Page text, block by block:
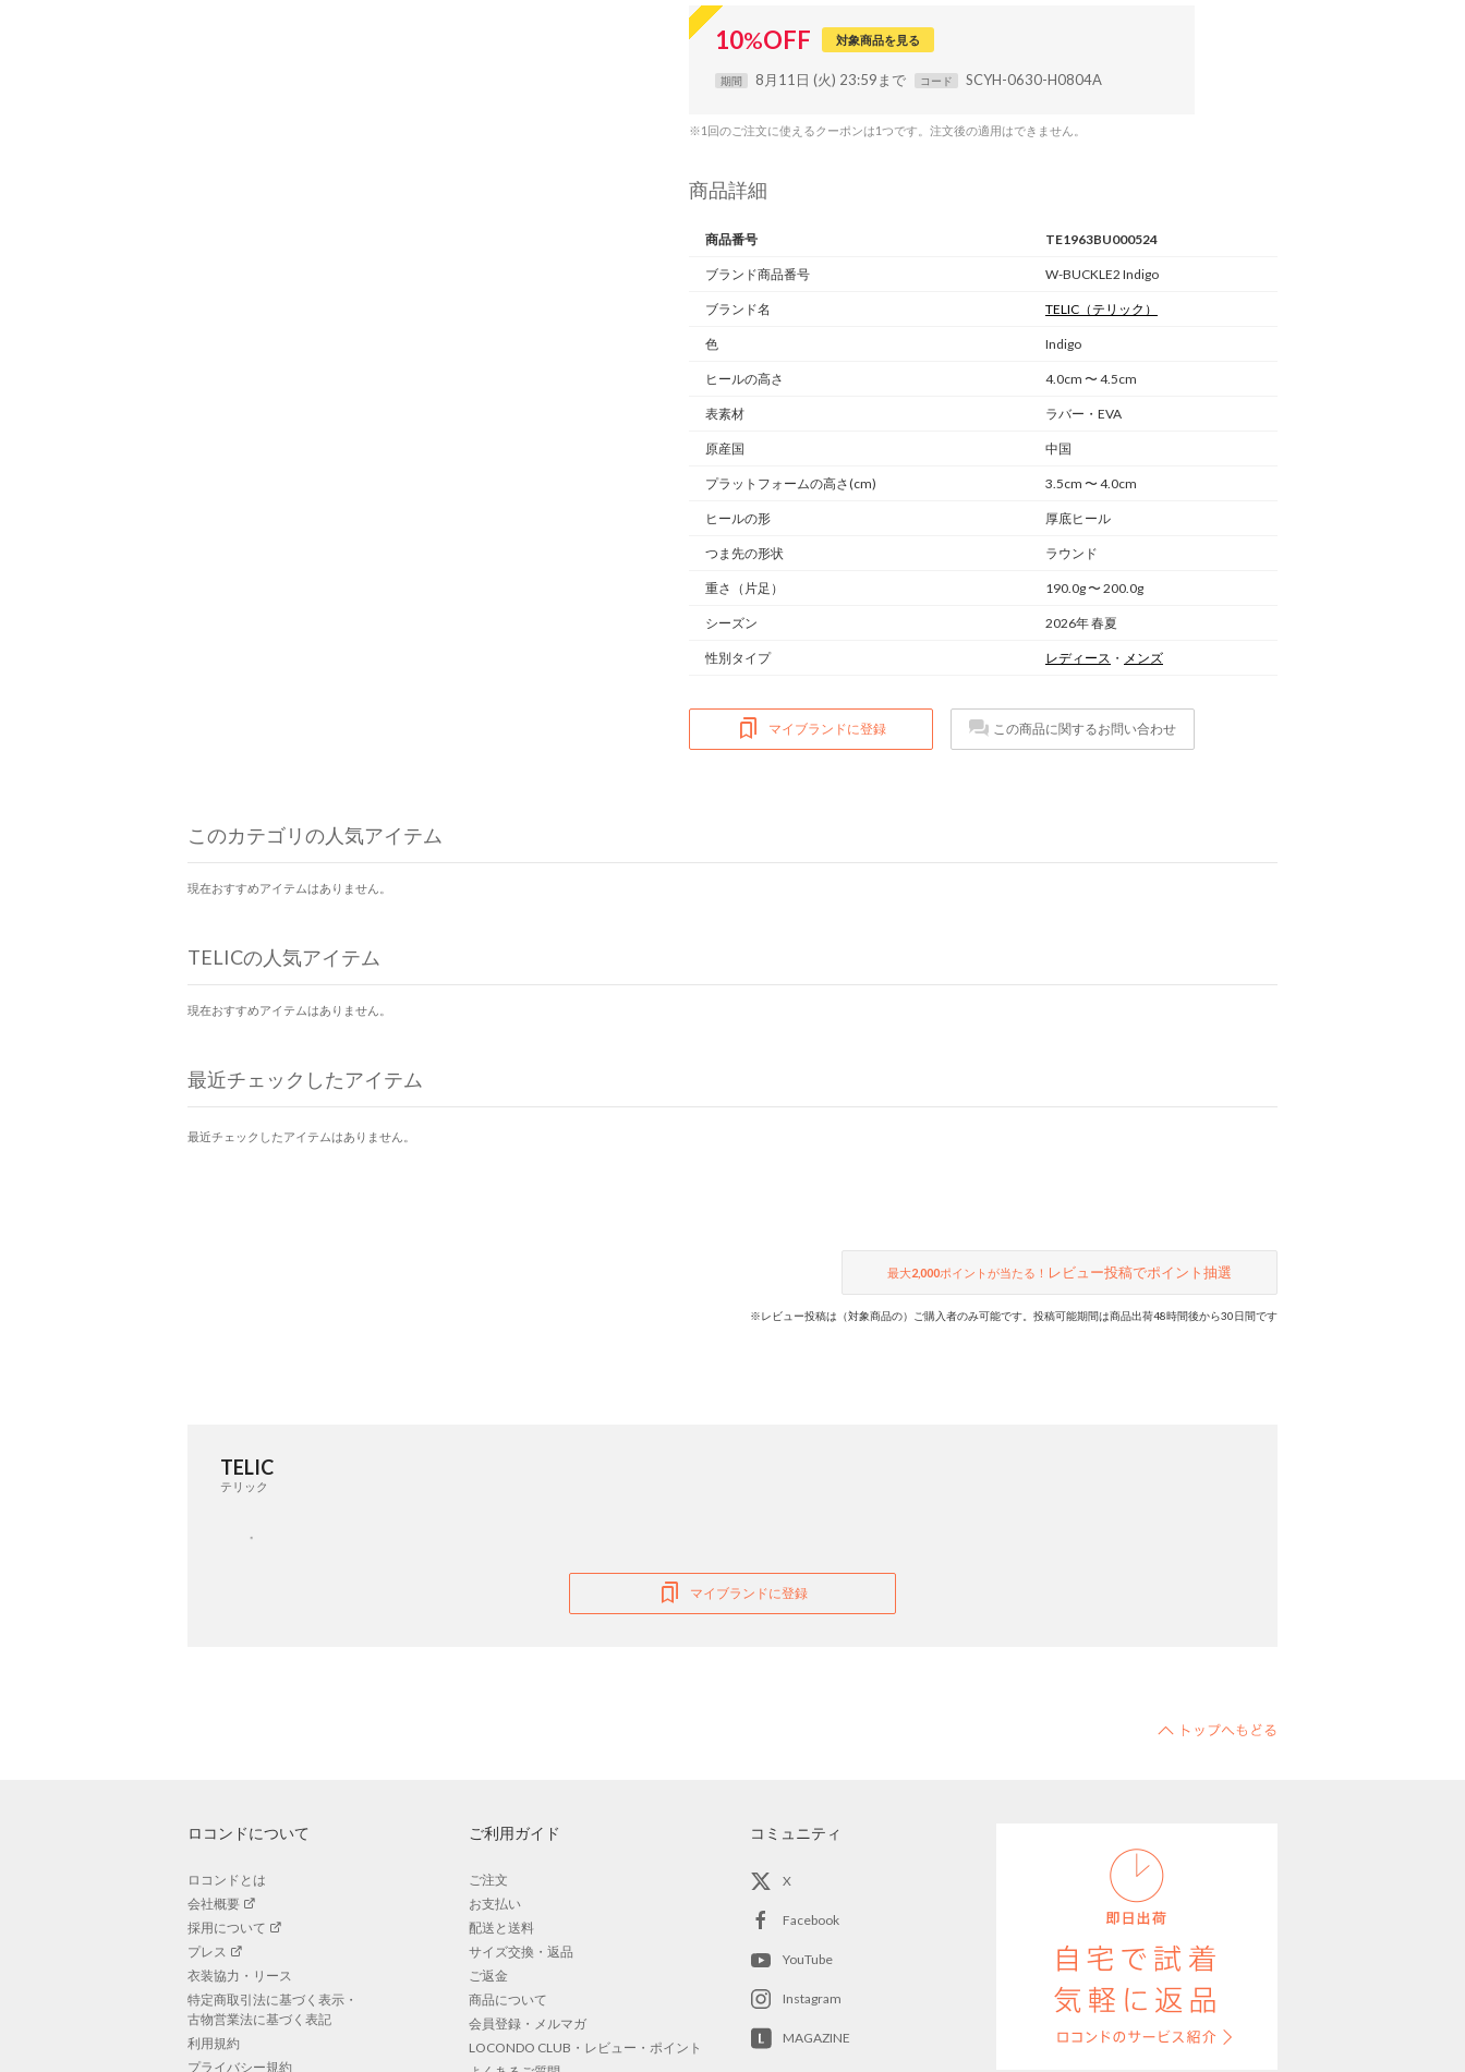
10%OFF 対象商品を見る
期間 8月11日 (火) 23:59まで コード SCYH-0630-H0804A
※1回のご注文に使えるクーポンは1つです。注文後の適用はできません。
商品詳細
商品番号 TE1963BU000524
ブランド商品番号 W-BUCKLE2 Indigo
ブランド名 TELIC （テリック）
色 Indigo
ヒールの高さ 4.0cm 〜 4.5cm
表素材 ラバー・EVA
原産国 中国
プラットフォームの高さ(cm) 3.5cm 〜 4.0cm
ヒールの形 厚底ヒール
つま先の形状 ラウンド
重さ （片足） 190.0g 〜 200.0g
シーズン 2026年 春夏
性別タイプ レディース ・ メンズ
マイブランドに登録 この商品に関するお問い合わせ
このカテゴリの人気アイテム
現在おすすめアイテムはありません。
TELICの人気アイテム
現在おすすめアイテムはありません。
最近チェックしたアイテム
最近チェックしたアイテムはありません。
最大2,000ポイントが当たる！ レビュー投稿でポイント抽選
※レビュー投稿は（対象商品の）ご購入者のみ可能です。投稿可能期間は商品出荷48時間後から30日間です
TELIC
テリック
マイブランドに登録
ロコンドについて
ロコンドとは
会社概要
採用について
プレス
衣装協力・リース
特定商取引法に基づく表示・
古物営業法に基づく表記
利用規約
プライバシー規約
ご利用ガイド
ご注文
お支払い
配送と送料
サイズ交換・返品
ご返金
商品について
会員登録・メルマガ
LOCONDO CLUB・レビュー・ポイント
コミュニティ
X
Facebook
YouTube
Instagram
MAGAZINE